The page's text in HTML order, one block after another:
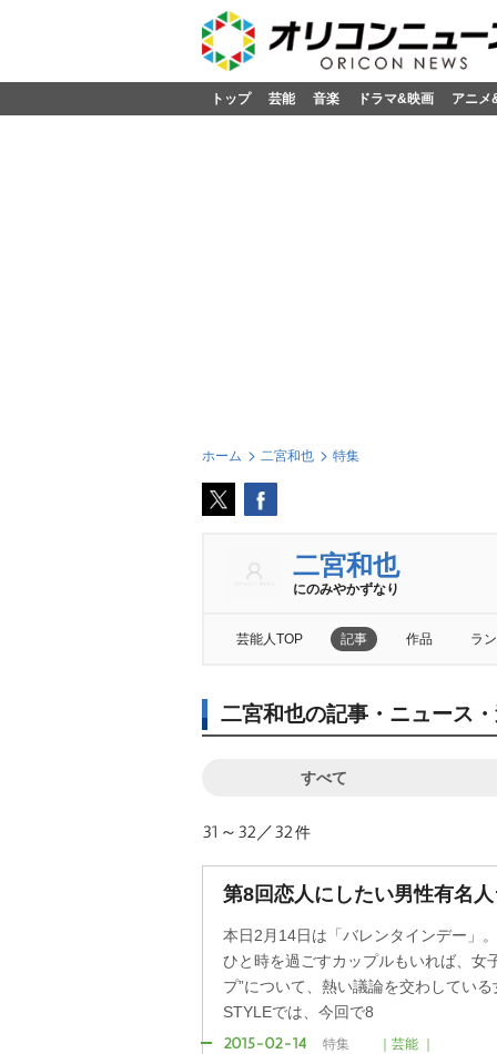
トップ 芸能 音楽 ドラマ&映画 アニメ
ホーム 二宮和也 特集
二宮和也
にのみやかずなり
芸能人TOP 記事 作品 ラ
二宮和也の記事・ニュース
すべて
31～32／32件
第8回恋人にしたい男性有名
本日2月14日は「バレンタインデー」
ひと時を過ごすカップルもいれば、女
プ”について、熱い議論を交わしてい
STYLEでは、今回で8
2015-02-14 特集 ｜芸能 ｜